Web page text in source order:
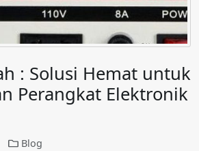
: Solusi Hemat untuk
Perangkat Elektronik
Blog